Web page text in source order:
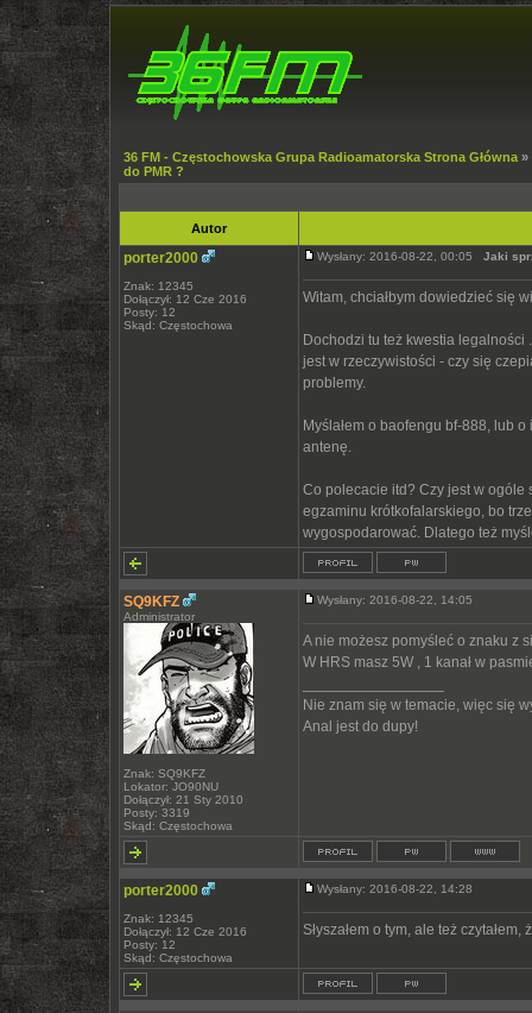
36 FM - Częstochowska Grupa Radioamatorska Strona Główna »
do PMR ?
Autor
porter2000
Znak: 12345
Dołączył: 12 Cze 2016
Posty: 12
Skąd: Częstochowa
Wysłany: 2016-08-22, 00:05 Jaki
Witam, chciałbym dowiedzieć się
Dochodzi tu też kwestia legalności
jest w rzeczywistości - czy się
problemy.
Myślałem o baofengu bf-888, lub
antenę.
Co polecacie itd? Czy jest w ogóle
egzaminu krótkofalarskiego, bo
wygospodarować. Dlatego też
SQ9KFZ
Administrator
Znak: SQ9KFZ
Lokator: JO90NU
Dołączył: 21 Sty 2010
Posty: 3319
Skąd: Częstochowa
Wysłany: 2016-08-22, 14:05
A nie możesz pomyśleć o znaku z
W HRS masz 5W , 1 kanał w
Nie znam się w temacie, więc się
Anal jest do dupy!
porter2000
Znak: 12345
Dołączył: 12 Cze 2016
Posty: 12
Skąd: Częstochowa
Wysłany: 2016-08-22, 14:28
Słyszałem o tym, ale też